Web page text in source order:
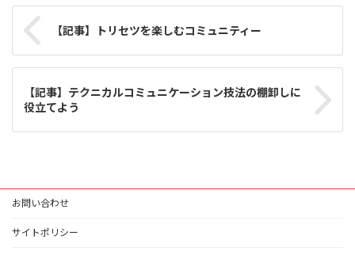
【記事】トリセツを楽しむコミュニティー
【記事】テクニカルコミュニケーション技法の棚卸しに
役立てよう
お問い合わせ
サイトポリシー